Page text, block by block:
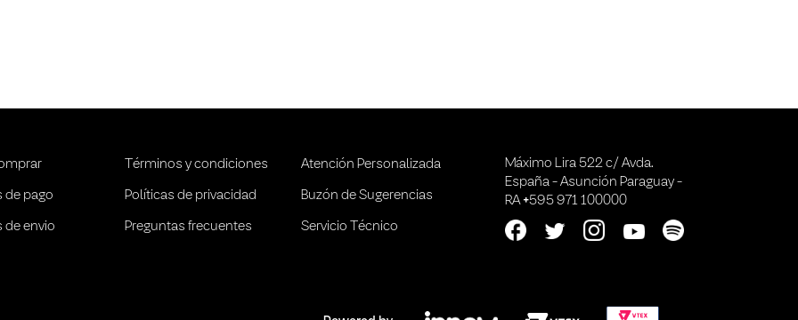
de pago
de envio
Términos y condiciones
Políticas de privacidad
Preguntas frecuentes
Atención Personalizada
Buzón de Sugerencias
Servicio Técnico
Máximo Lira 522 c/ Avda.
España - Asunción Paraguay -
RA +595 971 100000